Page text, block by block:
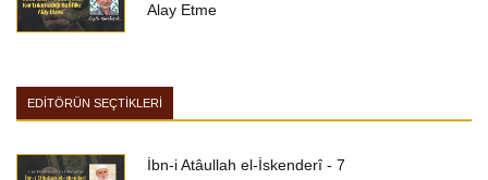
Alay Etme
EDİTÖRÜN SEÇTİKLERİ
İbn-i Atâullah el-İskenderî - 7